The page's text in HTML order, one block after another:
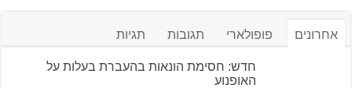
אחרונים פופולארי תגובות תגיות
חדש: חסימת הונאות בהעברת בעלות על
האופנוע